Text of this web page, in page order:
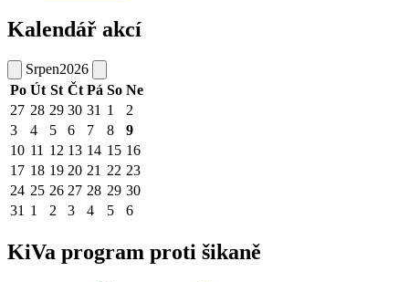
Kalendář akcí
Srpen2026
Po Út St Čt Pá So Ne
27 28 29 30 31 1
2
3
4 5 6 7 8
9
10 11 12 13 14 15 16
17 18 19 20 21 22 23
24 25 26 27 28 29 30
31 1 2 3 4 5 6
KiVa program proti šikaně